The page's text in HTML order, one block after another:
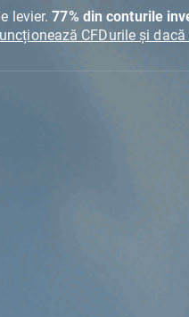
levier.77% din conturile
CFDurile și